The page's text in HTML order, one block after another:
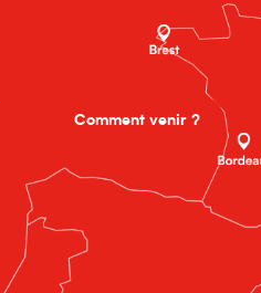
Comment venir ?